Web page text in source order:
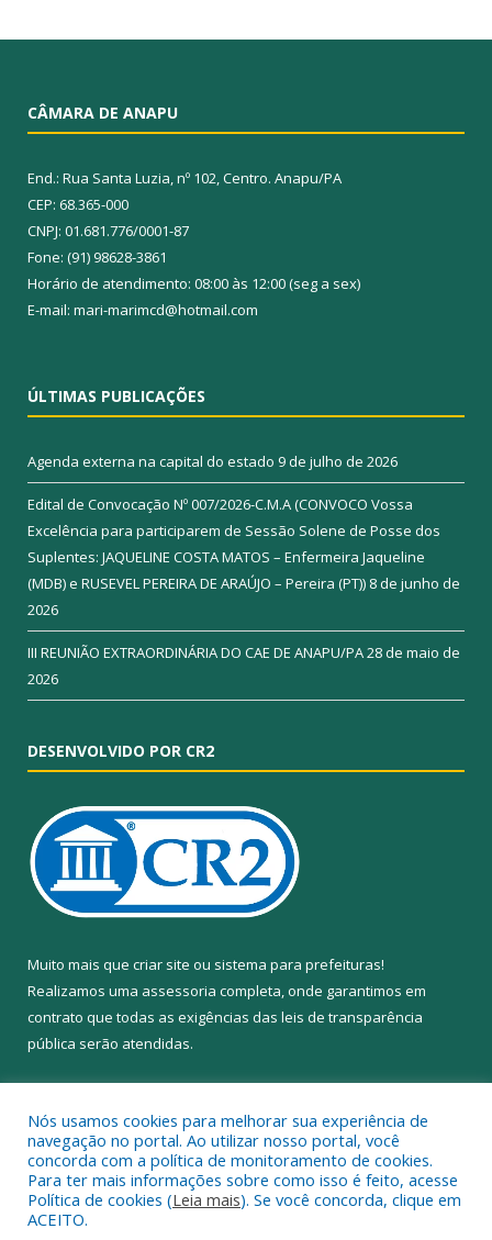
CÂMARA DE ANAPU
End.: Rua Santa Luzia, nº 102, Centro. Anapu/PA
CEP: 68.365-000
CNPJ: 01.681.776/0001-87
Fone: (91) 98628-3861
Horário de atendimento: 08:00 às 12:00 (seg a sex)
E-mail: mari-marimcd@hotmail.com
ÚLTIMAS PUBLICAÇÕES
Agenda externa na capital do estado 9 de julho de 2026
Edital de Convocação Nº 007/2026-C.M.A (CONVOCO Vossa
Excelência para participarem de Sessão Solene de Posse dos
Suplentes: JAQUELINE COSTA MATOS – Enfermeira Jaqueline
(MDB) e RUSEVEL PEREIRA DE ARAÚJO – Pereira (PT)) 8 de junho de
2026
III REUNIÃO EXTRAORDINÁRIA DO CAE DE ANAPU/PA28 de maio de
2026
DESENVOLVIDO POR CR2
Muito mais que criar site ou sistema para prefeituras!
Realizamos uma assessoria completa, onde garantimos em
contrato que todas as exigências das leis de transparência
pública serão atendidas.
Todos os direitos reservados a Câmara Municipal de Anapu.
Nós usamos cookies para melhorar sua experiência de
navegação no portal. Ao utilizar nosso portal, você
concorda com a política de monitoramento de cookies.
Para ter mais informações sobre como isso é feito, acesse
Política de cookies (Leia mais). Se você concorda, clique em
ACEITO.